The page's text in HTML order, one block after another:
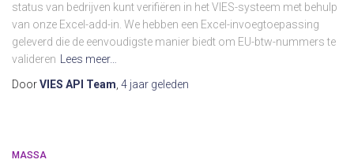
status van bedrijven kunt verifiëren in het VIES-systeem met behulp
van onze Excel-add-in. We hebben een Excel-invoegtoepassing
geleverd die de eenvoudigste manier biedt om EU-btw-nummers te
valideren Lees meer…
DoorVIES API Team, 4 jaar geleden
MASSA